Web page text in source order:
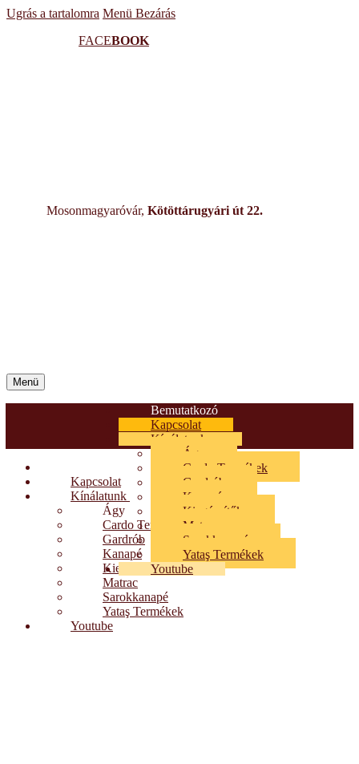
Ugrás a tartalomra Menü Bezárás
FACEBOOK
Mosonmagyaróvár, Kötöttárugyári út 22.
Menü
Bemutatkozó
Kapcsolat
Kínálatunk
Ágy
Cardo Termékek
Gardrób
Kanapé
Kiegészítők
Matrac
Sarokkanapé
Yataş Termékek
Youtube
Bemutatkozó
Kapcsolat
Kínálatunk
Ágy
Cardo Termékek
Gardrób
Kanapé
Kiegészítők
Matrac
Sarokkanapé
Yataş Termékek
Youtube